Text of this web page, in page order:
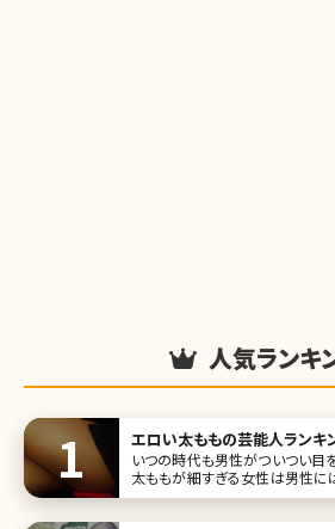
人気ランキ
エロい太ももの芸能人ランキ
いつの時代も男性がついつい目
太ももが細すぎる女性は男性に
があり、むっちりしているセク